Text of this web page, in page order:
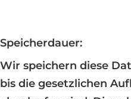
Speicherdauer:
Wir speichern diese
bis die gesetzlichen